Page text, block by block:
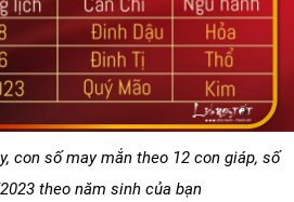
con số may mắn theo 12 con giáp, số
theo năm sinh của bạn